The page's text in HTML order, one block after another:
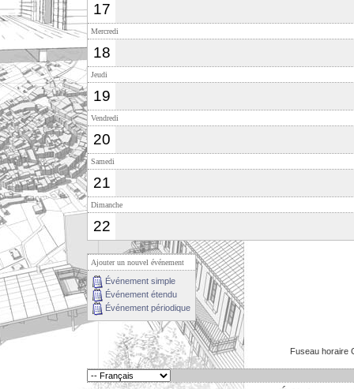
17
Mercredi
18
Jeudi
19
Vendredi
20
Samedi
21
Dimanche
22
Ajouter un nouvel événement
Événement simple
Événement étendu
Événement périodique
Fuseau horaire